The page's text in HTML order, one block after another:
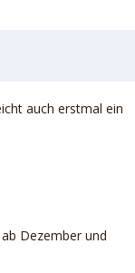
auch erstmal ein
Dezember und